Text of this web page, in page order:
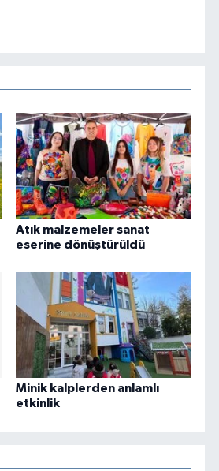
Atık malzemeler sanat
eserine dönüştürüldü
Minik kalplerden anlamlı
etkinlik